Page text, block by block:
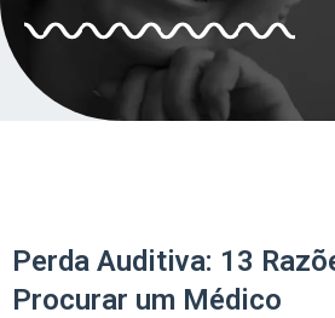
Perda Auditiva: 13
Procurar um Médico